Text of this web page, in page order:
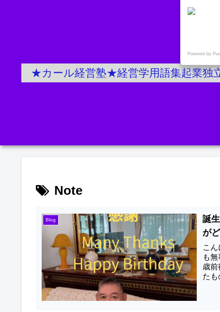
★カール経営塾★経営学用語集起業独
Note
Blog
誕
が
こ
も
歳
た
Powered by